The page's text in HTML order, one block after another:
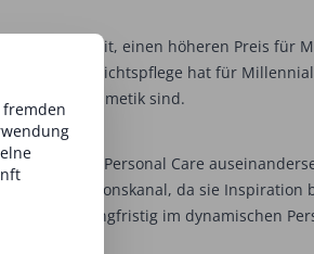
bereit, einen höheren Preis für
In der Gesichtspflege hat für
für Naturkosmetik sind.
intensiv mit Personal Care
da sie Inspiration
kann langfristig im dynamischen